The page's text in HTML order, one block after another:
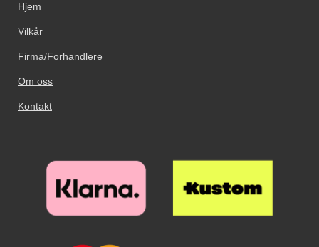
Hjem
Vilkår
Firma/Forhandlere
Om oss
Kontakt